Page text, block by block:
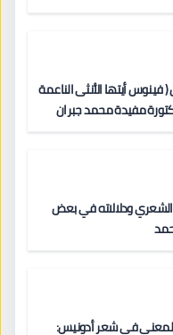
أيتها الأنثى الناعمة
مفيدة محمد جبران
الشعري ودلالاته في بعض
المعنى في شعر أدونيس: